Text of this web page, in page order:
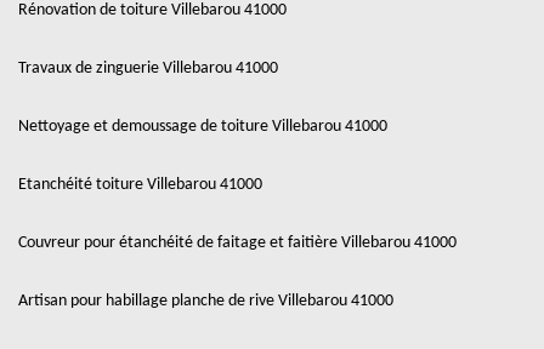
Rénovation de toiture Villebarou 41000
Travaux de zinguerie Villebarou 41000
Nettoyage et demoussage de toiture Villebarou 41000
Etanchéité toiture Villebarou 41000
Couvreur pour étanchéité de faitage et faitière Villebarou 41000
Artisan pour habillage planche de rive Villebarou 41000